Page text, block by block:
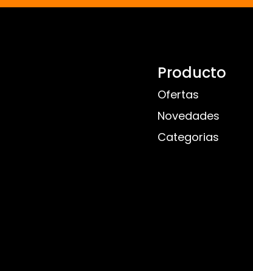
Producto
Ofertas
Novedades
Categorias